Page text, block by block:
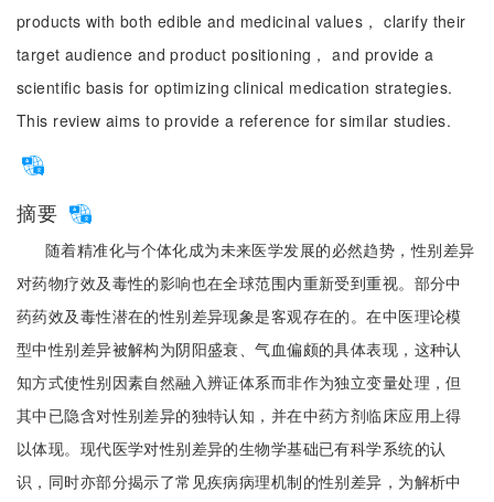
products with both edible and medicinal values， clarify their
target audience and product positioning， and provide a
scientific basis for optimizing clinical medication strategies.
This review aims to provide a reference for similar studies.
摘要
随着精准化与个体化成为未来医学发展的必然趋势，性别差异
对药物疗效及毒性的影响也在全球范围内重新受到重视。部分中
药药效及毒性潜在的性别差异现象是客观存在的。在中医理论模
型中性别差异被解构为阴阳盛衰、气血偏颇的具体表现，这种认
知方式使性别因素自然融入辨证体系而非作为独立变量处理，但
其中已隐含对性别差异的独特认知，并在中药方剂临床应用上得
以体现。现代医学对性别差异的生物学基础已有科学系统的认
识，同时亦部分揭示了常见疾病病理机制的性别差异，为解析中